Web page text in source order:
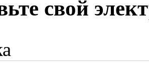
свой